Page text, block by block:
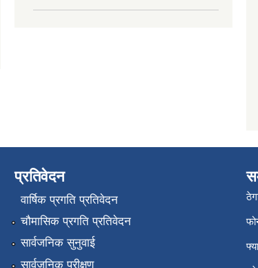
प्रतिवेदन
वार्षिक प्रगति प्रतिवेदन
चौमासिक प्रगति प्रतिवेदन
सार्वजनिक सुनुवाई
सार्वजनिक परीक्षण